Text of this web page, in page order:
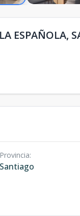
ESPAÑOLA,
Provincia:
Santiago